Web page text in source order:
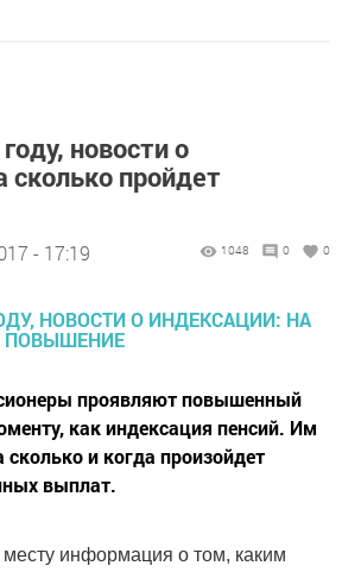
новости о
сколько пройдет
- 17:19 1048 0 0
проявляют повышенный
как индексация пенсий. Им
и когда произойдет
выплат.
месту информация о том, каким